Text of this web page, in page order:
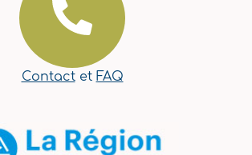
Contactet FAQ